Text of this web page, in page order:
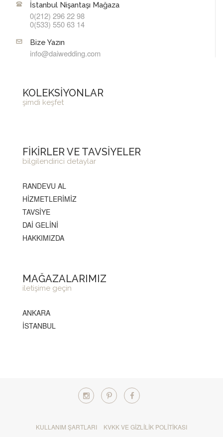
İstanbul Nişantaşı Mağaza
0(212) 296 22 98
0(533) 550 63 14
Bize Yazın
info@daiwedding.com
KOLEKSİYONLAR
şimdi keşfet
FİKİRLER VE TAVSİYELER
bilgilendirici detaylar
RANDEVU AL
HİZMETLERİMİZ
TAVSİYE
DAİ GELİNİ
HAKKIMIZDA
MAĞAZALARIMIZ
iletişime geçin
ANKARA
İSTANBUL
KULLANIM ŞARTLARI KVKK VE GIZLILIK POLITIKASI